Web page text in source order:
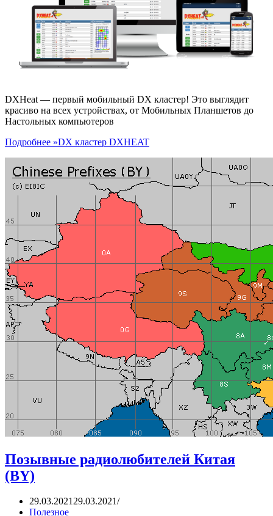
DXHeat — первый мобильный DX кластер! Это выглядит
красиво на всех устройствах, от Мобильных Планшетов до
Настольных компьютеров
Подробнее »DX кластер DXHEAT
Позывные радиолюбителей Китая
(BY)
29.03.202129.03.2021
Полезное